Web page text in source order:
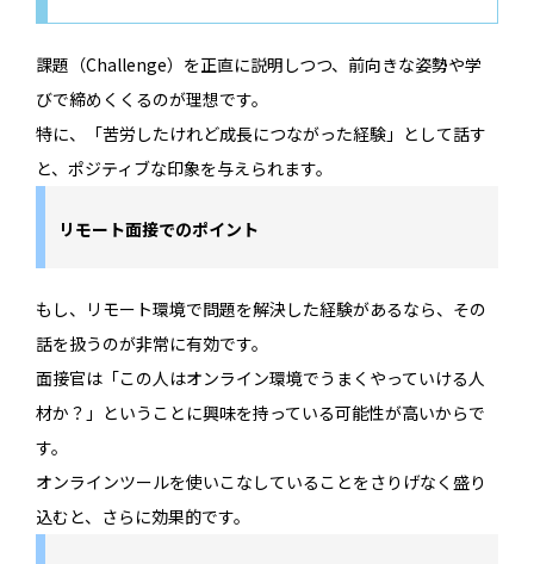
課題（Challenge）を正直に説明しつつ、前向きな姿勢や学
びで締めくくるのが理想です。
特に、「苦労したけれど成長につながった経験」として話す
と、ポジティブな印象を与えられます。
リモート面接でのポイント
もし、リモート環境で問題を解決した経験があるなら、その
話を扱うのが非常に有効です。
面接官は「この人はオンライン環境でうまくやっていける人
材か？」ということに興味を持っている可能性が高いからで
す。
オンラインツールを使いこなしていることをさりげなく盛り
込むと、さらに効果的です。